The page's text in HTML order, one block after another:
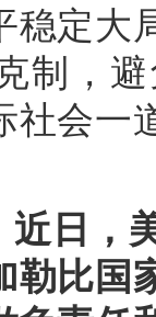
稳定大
制，
社会一
近日，
勒比国